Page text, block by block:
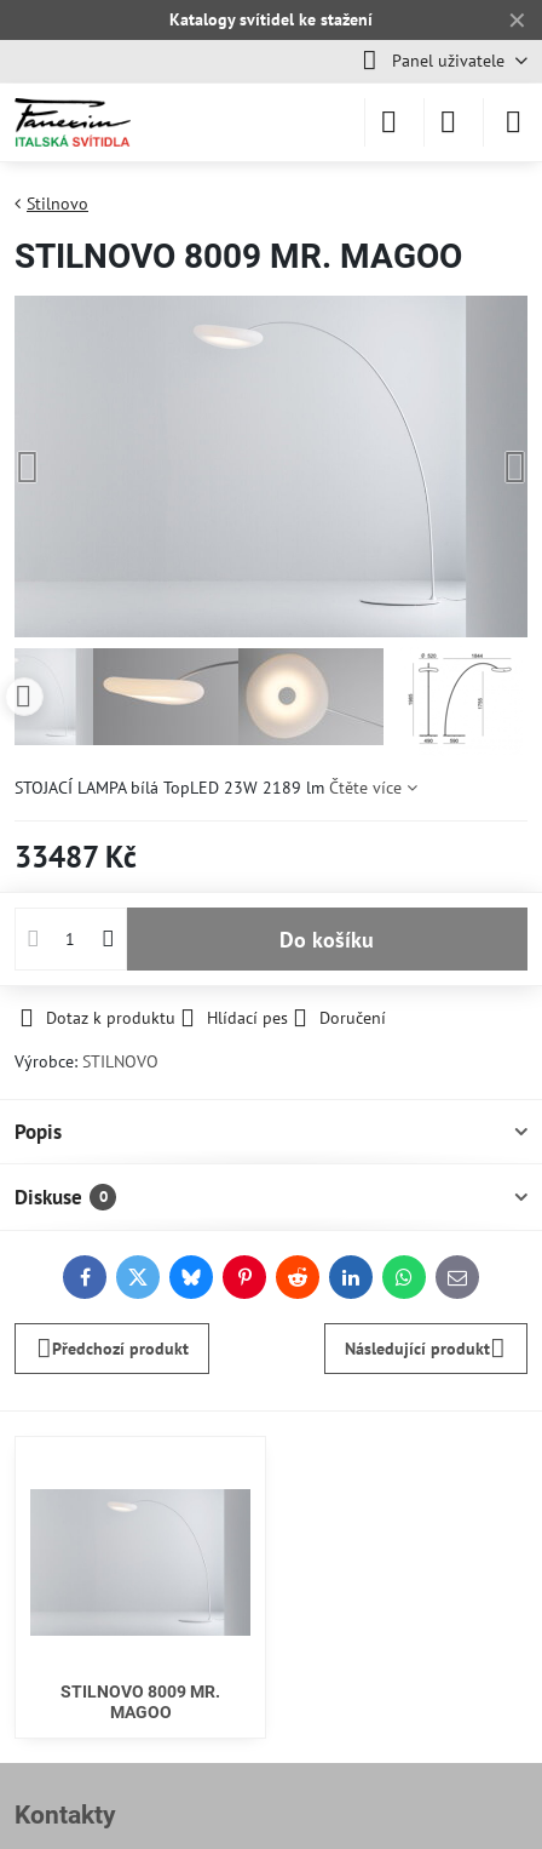
✕
Katalogy svítidel ke stažení
Panel uživatele
Stilnovo
STILNOVO 8009 MR. MAGOO
STOJACÍ LAMPA bílá TopLED 23W 2189 lm Čtěte více
33487 Kč
Do košíku
Dotaz k produktu Hlídací pes
Doručení
Výrobce: STILNOVO
Popis
Diskuse 0
FacebookTwitterBlueskyPinterestReddit LinkedInWhatsApp
E-
mail
Předchozí produkt Následující produkt
STILNOVO 8009 MR.
MAGOO
Kontakty